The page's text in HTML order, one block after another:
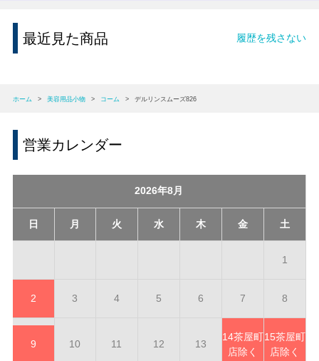
最近見た商品 履歴を残さない
ホーム > 美容用品小物 > コーム > デルリンスムーズ826
営業カレンダー
2026年8月
日 月 火 水 木 金 土
1
2 3 4 5 6 7 8
9 10 11 12 13
14茶屋町
店除く
15茶屋町
店除く